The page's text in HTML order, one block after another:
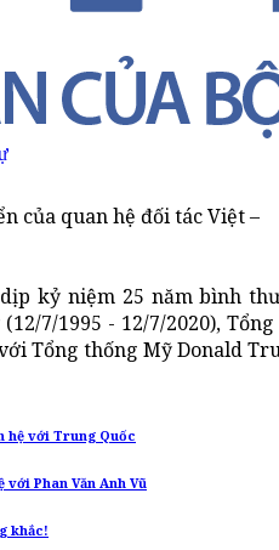
của quan hệ đối tác Việt –
kỷ niệm 25 năm bình
7/1995 - 12/7/2020),
Tổng thống Mỹ Donald
hệ với Trung Quốc
Phan Văn Anh Vũ
khắc!